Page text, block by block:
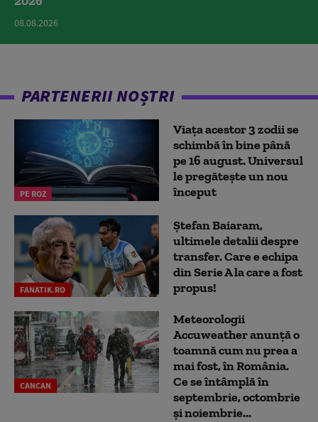
08.08.2026
PARTENERII NOȘTRI
PE ROZ
Viața acestor 3 zodii se
schimbă în bine până
pe 16 august. Universul
le pregătește un nou
început
FANATIK.RO
Ștefan Baiaram,
ultimele detalii despre
transfer. Care e echipa
din Serie A la care a fost
propus!
CANCAN
Meteorologii
Accuweather anunță o
toamnă cum nu prea a
mai fost, în România.
Ce se întâmplă în
septembrie, octombrie
și noiembrie...